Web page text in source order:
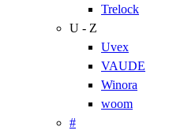
Trelock
U - Z
Uvex
VAUDE
Winora
woom
#